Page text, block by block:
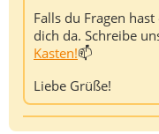
Falls du Fragen
dich da. Schreibe
Kasten!📫
Liebe Grüße!